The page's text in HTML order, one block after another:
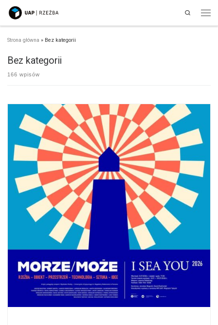
Przejdź do treści
Search
Strona główna » Bez kategorii
Bez kategorii
166 wpisów